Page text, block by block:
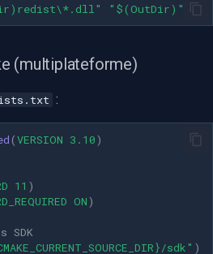
"$(OutDir)"
(multiplateforme)
:
(VERSION 3.10)
11 )
ON)
sdk" )